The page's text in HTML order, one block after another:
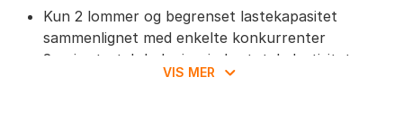
Kun 2 lommer og begrenset lastekapasitet
sammenlignet med enkelte konkurrenter
2-veis stretch bak gir mindre total elastisitet enn
4-veis-stretchalternativer
VIS MER